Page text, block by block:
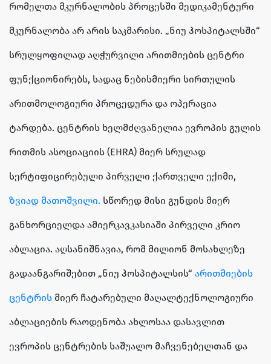
რომელთა მკურნალობის პროცესში მედიკამენტური
მკურნალობა არ არის საკმარისი. „ნიუ ჰოსპიტალსში“
სრულყოფილად აღჭურვილი არითმიების ცენტრი
ფუნქციონირებს, სადაც ნებისმიერი სირთულის
არითმოლოგიური პროცედურა და ოპერაცია
ტარდება. ცენტრის ხელმძღვანელია ევროპის გულის
რითმის ასოციაციის (EHRA) მიერ სრულად
სერტიფიცირებული პირველი ქართველი ექიმი,
ზვიად მათოშვილი. სწორედ მისი გუნდის მიერ
განხორციელდა ამიერკავკასიაში პირველი კრიო
აბლაცია. აღსანიშნავია, რომ მილიონ მოსახლეზე
გადაანგარიშებით „ნიუ ჰოსპიტალსის“ არითმიების
ცენტრის მიერ ჩატარებული მაღალტექნოლოგიური
აბლაციების რაოდენობა ახლოსაა დასავლით
ევროპის ცენტრების საშუალო მაჩვენებელთან და